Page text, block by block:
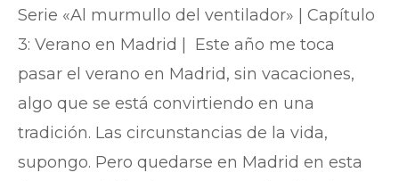
Serie «Al murmullo del ventilador» | Capítulo
3: Verano en Madrid | Este año me toca
pasar el verano en Madrid, sin vacaciones,
algo que se está convirtiendo en una
tradición. Las circunstancias de la vida,
supongo. Pero quedarse en Madrid en esta